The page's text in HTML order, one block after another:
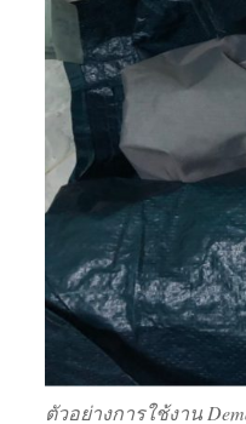
ตัวอย่างการใช้งาน